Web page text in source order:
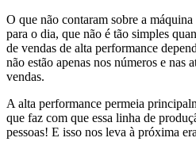
O que não contaram sobre a
para o dia, que não é tão simples
de vendas de alta performance
não estão apenas nos números e nas
vendas.
A alta performance permeia
que faz com que essa linha de
pessoas! E isso nos leva à próxima